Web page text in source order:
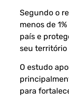
Segundo o
menos de
país e
seu território
O estudo
para